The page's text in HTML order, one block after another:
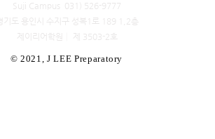
Suji Campus 031) 526-9777
기도 용인시 수지구 성복1로 189 1,2층
​제이리어학원│ 제 3503-2호
© 2021, J LEE Preparatory